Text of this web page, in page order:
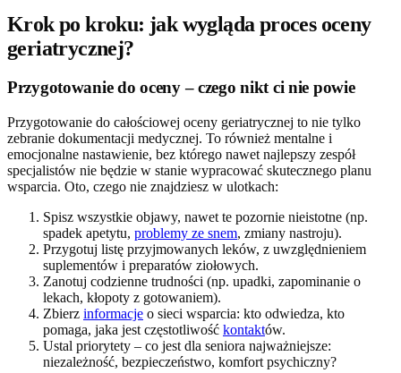
Krok po kroku: jak wygląda proces oceny
geriatrycznej?
Przygotowanie do oceny – czego nikt ci nie powie
Przygotowanie do całościowej oceny geriatrycznej to nie tylko
zebranie dokumentacji medycznej. To również mentalne i
emocjonalne nastawienie, bez którego nawet najlepszy zespół
specjalistów nie będzie w stanie wypracować skutecznego planu
wsparcia. Oto, czego nie znajdziesz w ulotkach:
Spisz wszystkie objawy, nawet te pozornie nieistotne (np.
spadek apetytu, problemy ze snem, zmiany nastroju).
Przygotuj listę przyjmowanych leków, z uwzględnieniem
suplementów i preparatów ziołowych.
Zanotuj codzienne trudności (np. upadki, zapominanie o
lekach, kłopoty z gotowaniem).
Zbierz informacje o sieci wsparcia: kto odwiedza, kto
pomaga, jaka jest częstotliwość kontaktów.
Ustal priorytety – co jest dla seniora najważniejsze:
niezależność, bezpieczeństwo, komfort psychiczny?